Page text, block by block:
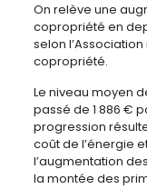
On relève une
copropriété en
selon
copropriété.
Le niveau moyen
passé de 1 886 €
progression
coût de l’énergie
l’augmentation
la montée des